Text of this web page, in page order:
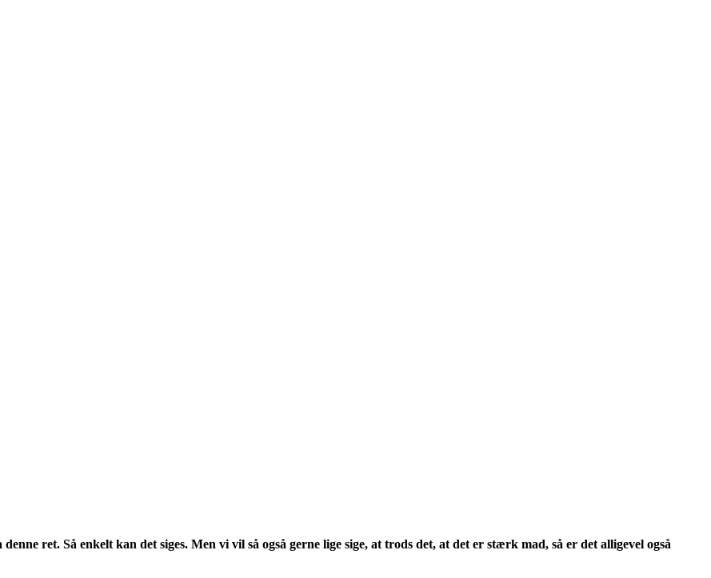
ret. Så enkelt kan det siges. Men vi vil så også gerne lige sige, at trods det, at det er stærk mad, så er det alligevel også